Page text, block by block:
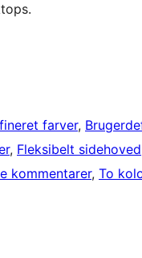
farver,
, Fleksibelt sidehoved
kommentarer, To